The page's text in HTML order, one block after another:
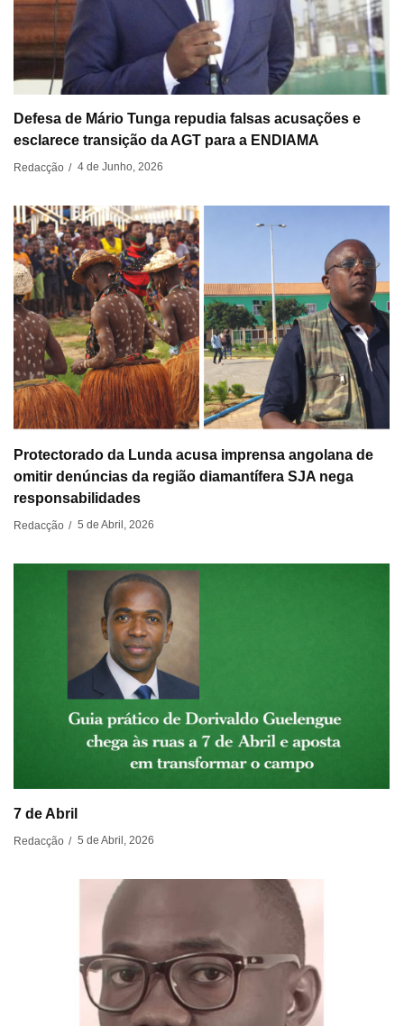
Defesa de Mário Tunga repudia falsas acusações e
esclarece transição da AGT para a ENDIAMA
Redacção / 4 de Junho, 2026
Protectorado da Lunda acusa imprensa angolana de
omitir denúncias da região diamantífera SJA nega
responsabilidades
Redacção / 5 de Abril, 2026
7 de Abril
Redacção / 5 de Abril, 2026